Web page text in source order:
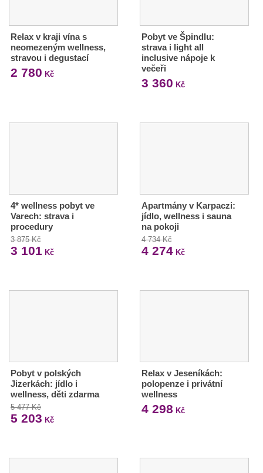
Relax v kraji vína s
neomezeným wellness,
stravou i degustací
2 780 Kč
Pobyt ve Špindlu:
strava i light all
inclusive nápoje k
večeři
3 360 Kč
4* wellness pobyt ve
Varech: strava i
procedury
3 875 Kč
3 101 Kč
Apartmány v Karpaczi:
jídlo, wellness i sauna
na pokoji
4 734 Kč
4 274Kč
Pobyt v polských
Jizerkách: jídlo i
wellness, děti zdarma
5 477 Kč
5 203 Kč
Relax v Jeseníkách:
polopenze i privátní
wellness
4 298 Kč